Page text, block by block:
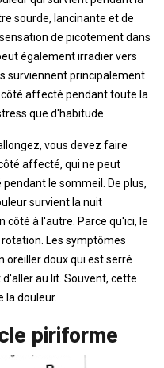
sourde, lancinante et de
de picotement dans
également irradier vers
surviennent principalement
côté affecté pendant toute la
que d'habitude.
vous devez faire
affecté, qui ne peut
le sommeil. De plus,
survient la nuit
à l'autre. Parce qu'ici, le
Les symptômes
oreiller doux qui est serré
au lit. Souvent, cette
la douleur.
piriforme